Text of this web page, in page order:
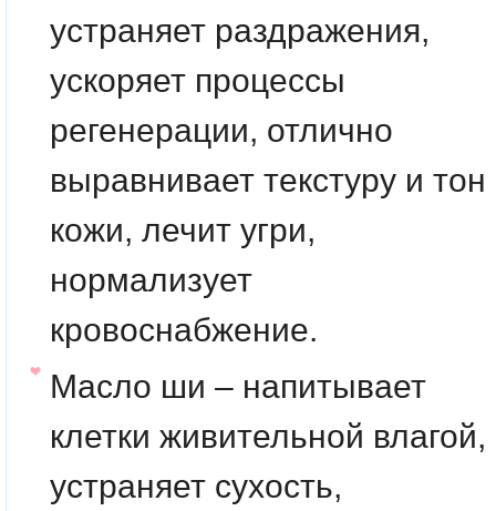
устраняет раздражения,
ускоряет процессы
регенерации, отлично
выравнивает текстуру и тон
кожи, лечит угри,
нормализует
кровоснабжение.
Масло ши – напитывает
клетки живительной влагой,
устраняет сухость,